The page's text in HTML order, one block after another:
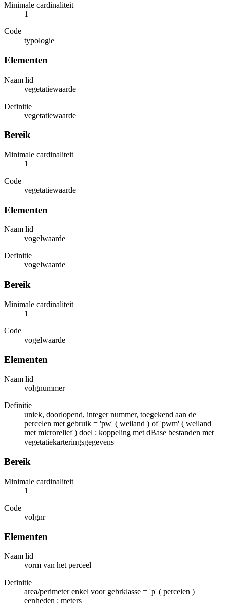
Minimale cardinaliteit
1
Code
typologie
Elementen
Naam lid
vegetatiewaarde
Definitie
vegetatiewaarde
Bereik
Minimale cardinaliteit
1
Code
vegetatiewaarde
Elementen
Naam lid
vogelwaarde
Definitie
vogelwaarde
Bereik
Minimale cardinaliteit
1
Code
vogelwaarde
Elementen
Naam lid
volgnummer
Definitie
uniek, doorlopend, integer nummer, toegekend aan de
percelen met gebruik = 'pw' ( weiland ) of 'pwm' ( weiland
met microrelief ) doel : koppeling met dBase bestanden met
vegetatiekarteringsgegevens
Bereik
Minimale cardinaliteit
1
Code
volgnr
Elementen
Naam lid
vorm van het perceel
Definitie
area/perimeter enkel voor gebrklasse = 'p' ( percelen )
eenheden : meters